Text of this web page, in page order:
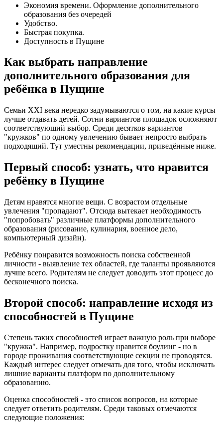
Экономия времени. Оформление дополнительного
образования без очередей
Удобство.
Быстрая покупка.
Доступность в Пущине
Как выбрать направление
дополнительного образования для
ребёнка в Пущине
Семьи XXI века нередко задумываются о том, на какие курсы
лучше отдавать детей. Сотни вариантов площадок осложняют
соответствующий выбор. Среди десятков вариантов
"кружков" по одному увлечению бывает непросто выбрать
подходящий. Тут уместны рекомендации, приведённые ниже.
Первый способ: узнать, что нравится
ребёнку в Пущине
Детям нравятся многие вещи. С возрастом отдельные
увлечения "пропадают". Отсюда вытекает необходимость
"попробовать" различные платформы дополнительного
образования (рисование, кулинария, военное дело,
компьютерный дизайн).
Ребёнку понравится возможность поиска собственной
личности - выявление тех областей, где таланты проявляются
лучше всего. Родителям не следует доводить этот процесс до
бесконечного поиска.
Второй способ: направление исходя из
способностей в Пущине
Степень таких способностей играет важную роль при выборе
"кружка". Например, подростку нравится боулинг - но в
городе проживания соответствующие секции не проводятся.
Каждый интерес следует отмечать для того, чтобы исключать
лишние варианты платформ по дополнительному
образованию.
Оценка способностей - это список вопросов, на которые
следует ответить родителям. Среди таковых отмечаются
следующие положения: